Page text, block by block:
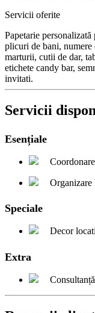
Servicii oferite
Papetarie
plicuri de bani, numere
marturii, cutii de dar,
etichete candy bar,
invitati.
Servicii
Esențiale
Organizare
Speciale
Decor
Extra